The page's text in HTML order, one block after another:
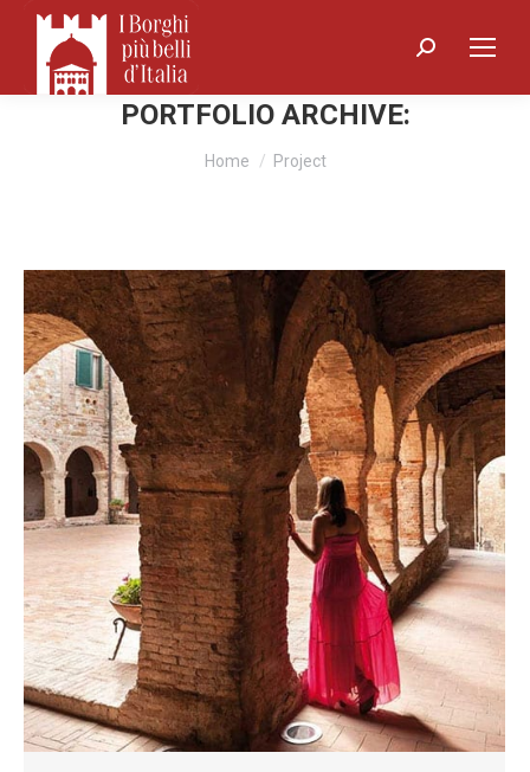
Search:
PORTFOLIO ARCHIVE:
You are here:
Home Project